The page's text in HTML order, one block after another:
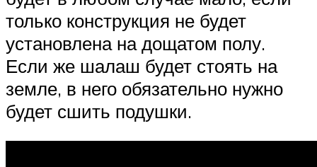
только конструкция не будет
установлена на дощатом полу.
Если же шалаш будет стоять на
земле, в него обязательно нужно
будет сшить подушки.